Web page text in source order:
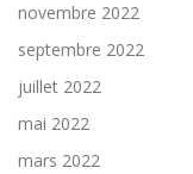
novembre 2022
septembre 2022
juillet 2022
mai 2022
mars 2022